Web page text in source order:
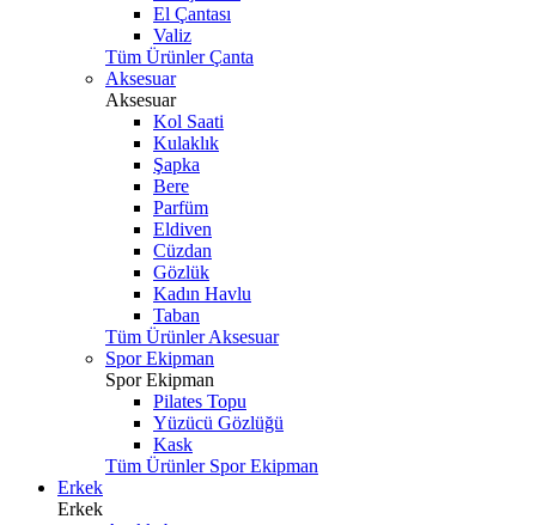
El Çantası
Valiz
Tüm Ürünler Çanta
Aksesuar
Aksesuar
Kol Saati
Kulaklık
Şapka
Bere
Parfüm
Eldiven
Cüzdan
Gözlük
Kadın Havlu
Taban
Tüm Ürünler Aksesuar
Spor Ekipman
Spor Ekipman
Pilates Topu
Yüzücü Gözlüğü
Kask
Tüm Ürünler Spor Ekipman
Erkek
Erkek